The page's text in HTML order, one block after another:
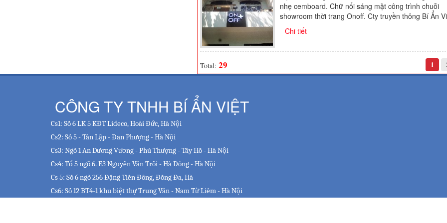
nhẹ cemboard. Chữ nổi sáng mặt công trình chuỗi
showroom thời trang Onoff. Cty truyền thông Bí Ẩn
Chi tiết
Total: 29 1
CÔNG TY TNHH BÍ ẨN VIỆT
Cs1: Số 6 LK 5 KĐT Lideco, Hoài Đức, Hà Nội
Cs2: Số 5 - Tân Lập - Đan Phượng - Hà Nội
Cs3: Ngõ 1 An Dương Vương - Phú Thượng - Tây Hồ - Hà Nội
Cs4: Tổ 5 ngõ 6. E3 Nguyễn Văn Trỗi - Hà Đông - Hà Nội
Cs 5: Số 6 ngõ 256 Đặng Tiến Đông, Đống Đa, Hà
Cs6: Số 12 BT4-1 khu biệt thự Trung Văn - Nam Từ Liêm - Hà Nội